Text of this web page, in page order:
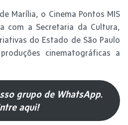
Marília, o Cinema Pontos MIS
com a Secretaria da Cultura,
do Estado de São Paulo
cinematográficas a
grupo de WhatsApp.
aqui!